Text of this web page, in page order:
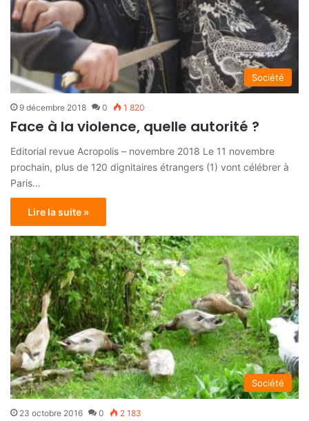
Société
9 décembre 2018 0 1 820
Face à la violence, quelle autorité ?
Editorial revue Acropolis – novembre 2018 Le 11 novembre
prochain, plus de 120 dignitaires étrangers (1) vont célébrer à
Paris…
Lire la suite »
Société
23 octobre 2016 0 2 183